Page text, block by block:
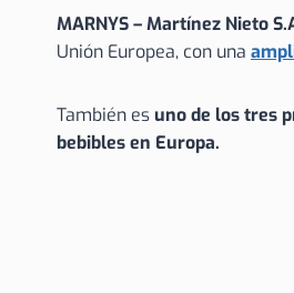
MARNYS – Martínez Nieto
Unión Europea, con una
También es uno de los tres
bebibles en Europa.